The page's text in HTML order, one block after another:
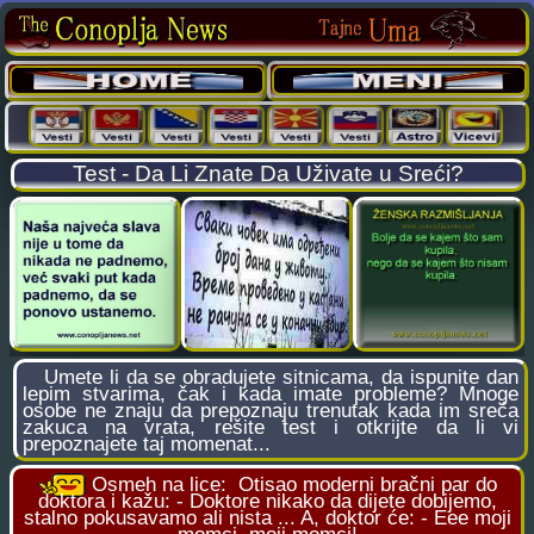
Test - Da Li Znate Da Uživate u Sreći?
Umete li da se obradujete sitnicama, da ispunite dan
lepim stvarima, čak i kada imate probleme? Mnoge
osobe ne znaju da prepoznaju trenutak kada im sreća
zakuca na vrata, rešite test i otkrijte da li vi
prepoznajete taj momenat...
Osmeh na lice: Otisao moderni bračni par do
doktora i kažu: - Doktore nikako da dijete dobijemo,
stalno pokusavamo ali nista ... A, doktor će: - Eee moji